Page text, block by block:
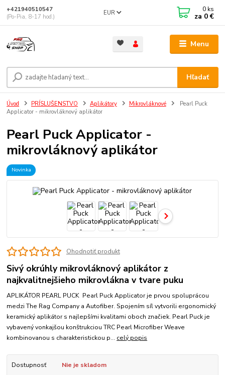
Menu
EUR
Hľadať
+421940510547
(Po-Pia, 8-17 hod.)
0 ks
za 0 €
Úvod PRÍSLUŠENSTVO Aplikátory Mikrovláknové
Pearl Puck
Applicator - mikrovláknový aplikátor
Pearl Puck Applicator -
mikrovláknový aplikátor
Novinka
Ohodnotiť produkt
Sivý okrúhly mikrovláknový aplikátor z
najkvalitnejšieho mikrovlákna v tvare puku
APLIKÁTOR PEARL PUCK Pearl Puck Applicator je prvou spoluprácou
medzi The Rag Company a Autofiber. Spojením síl vytvorili ergonomický
keramický aplikátor s najlepšími kvalitami oboch značiek. Pearl Puck je
vybavený vonkajšou konštrukciou TRC Pearl Microfiber Weave
kombinovanou s charakteristickou p... celý popis
Dostupnosť Nie je skladom